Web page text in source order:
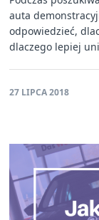
auta
odpowiedzieć,
dlaczego lepiej
27 LIPCA 2018